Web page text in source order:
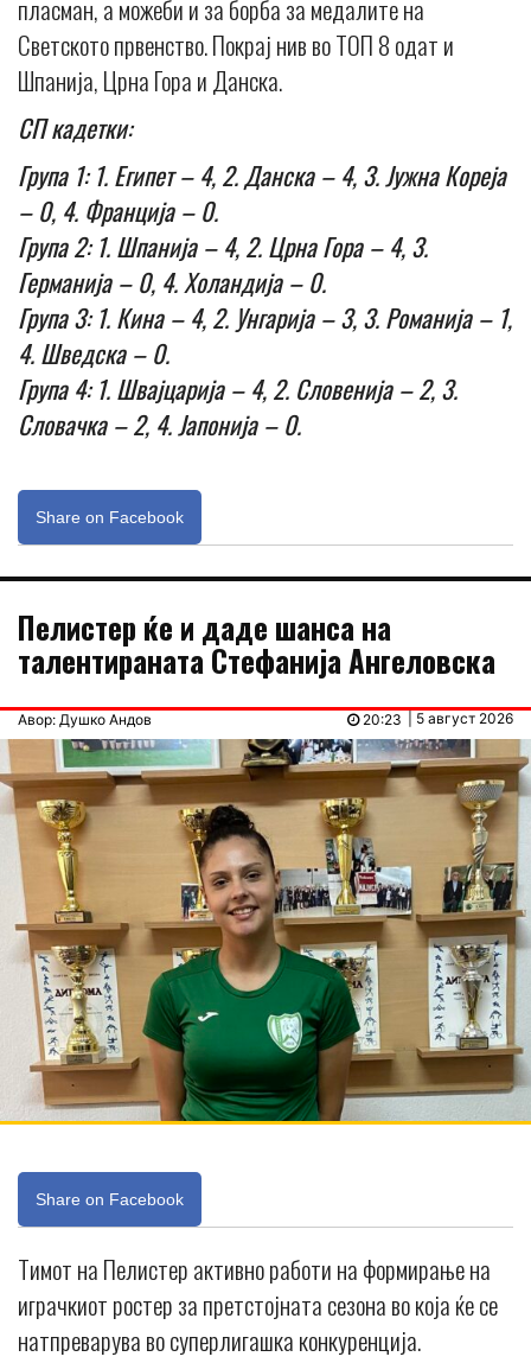
пласман, а можеби и за борба за медалите на
Светското првенство. Покрај нив во ТОП 8 одат и
Шпанија, Црна Гора и Данска.
СП кадетки:
Група 1: 1. Египет – 4, 2. Данска – 4, 3. Јужна Кореја
– 0, 4. Франција – 0.
Група 2: 1. Шпанија – 4, 2. Црна Гора – 4, 3.
Германија – 0, 4. Холандија – 0.
Група 3: 1. Кина – 4, 2. Унгарија – 3, 3. Романија – 1,
4. Шведска – 0.
Група 4: 1. Швајцарија – 4, 2. Словенија – 2, 3.
Словачка – 2, 4. Јапонија – 0.
Share on Facebook
Пелистер ќе и даде шанса на
талентираната Стефанија Ангеловска
Авор: Душко Андов | 5 август 2026
20:23
Share on Facebook
Тимот на Пелистер активно работи на формирање на
играчкиот ростер за претстојната сезона во која ќе се
натпреварува во суперлигашка конкуренција.